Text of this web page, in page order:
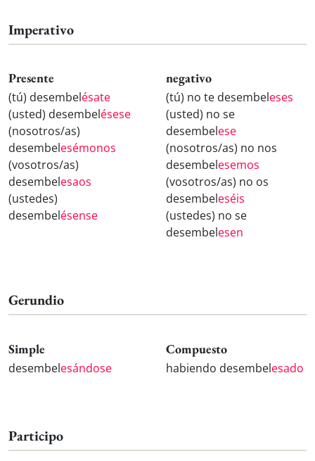
Imperativo
Presente
(tú) desembelésate
(usted) desembelésese
(nosotros/as)
desembelesémonos
(vosotros/as)
desembelesaos
(ustedes)
desembelésense
negativo
(tú) no te desembeleses
(usted) no se
desembelese
(nosotros/as) no nos
desembelesemos
(vosotros/as) no os
desembeleséis
(ustedes) no se
desembelesen
Gerundio
Simple
desembelesándose
Compuesto
habiendo desembelesado
Participo